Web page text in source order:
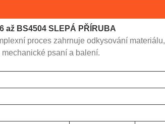
až BS4504 SLEPÁ PŘÍRUBA
proces zahrnuje odkysování materiálu,
psaní a balení.